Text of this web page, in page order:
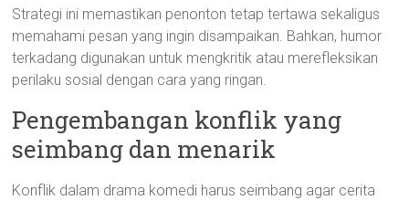
Strategi ini memastikan penonton tetap tertawa sekaligus
memahami pesan yang ingin disampaikan. Bahkan, humor
terkadang digunakan untuk mengkritik atau merefleksikan
perilaku sosial dengan cara yang ringan.
Pengembangan konflik yang
seimbang dan menarik
Konflik dalam drama komedi harus seimbang agar cerita